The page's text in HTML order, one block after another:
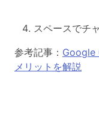
スペースでチ
参考記事： Google
メリットを解説